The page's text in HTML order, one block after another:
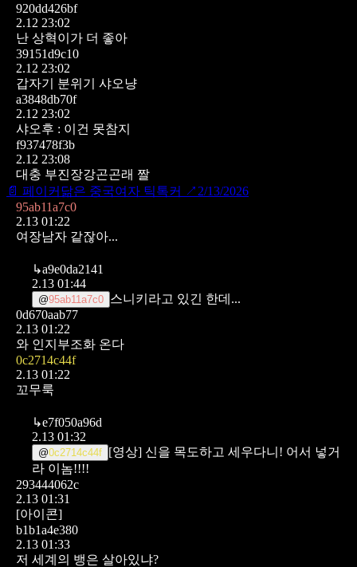
920dd426bf
2.12 23:02
난 상혁이가 더 좋아
39151d9c10
2.12 23:02
갑자기 분위기 샤오냥
a3848db70f
2.12 23:02
샤오후 : 이건 못참지
f937478f3b
2.12 23:08
대충 부진장강곤곤래 짤
📄 페이커닮은 중국여자 틱톡커 ↗ 2/13/2026
95ab11a7c0
2.13 01:22
여장남자 같잖아...
↳a9e0da2141
2.13 01:44
@95ab11a7c0 스니키라고 있긴 한데...
0d670aab77
2.13 01:22
와 인지부조화 온다
0c2714c44f
2.13 01:22
꼬무룩
↳e7f050a96d
2.13 01:32
@0c2714c44f [영상] 신을 목도하고 세우다니! 어서 넣거
라 이놈!!!!
293444062c
2.13 01:31
[아이콘]
b1b1a4e380
2.13 01:33
저 세계의 뱅은 살아있냐?